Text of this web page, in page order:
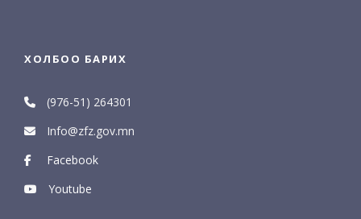
ХОЛБОО БАРИХ
(976-51) 264301
Info@zfz.gov.mn
Facebook
Youtube